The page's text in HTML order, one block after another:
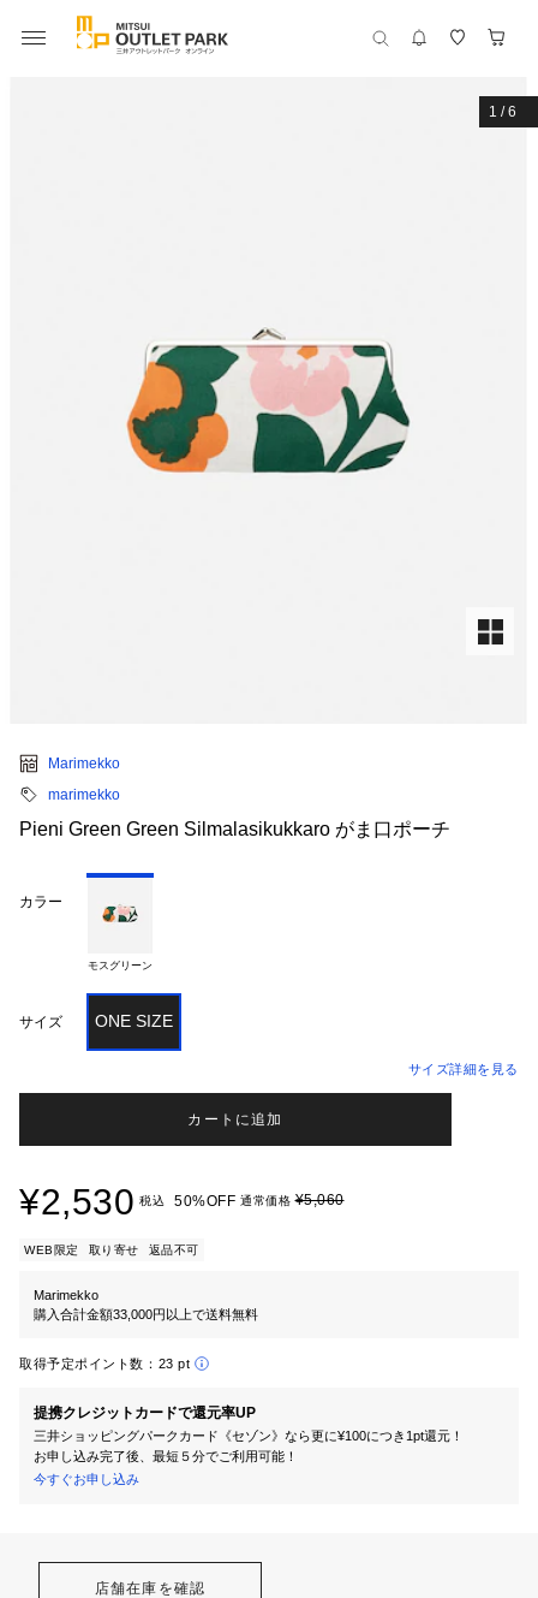
1 /6
Marimekko
marimekko
Pieni Green Green Silmalasikukkaro がま口ポーチ
カラー
モスグリーン
サイズ ONE SIZE
サイズ詳細を見る
カートに追加
¥2,530 税込 50%OFF 通常価格¥5,060
WEB限定 取り寄せ 返品不可
Marimekko
購入合計金額33,000円以上で送料無料
取得予定ポイント数： 23 pt
提携クレジットカードで還元率UP
三井ショッピングパークカード《セゾン》なら更に¥100につき1pt還元！
お申し込み完了後、最短５分でご利用可能！
今すぐお申し込み
店舗在庫を確認